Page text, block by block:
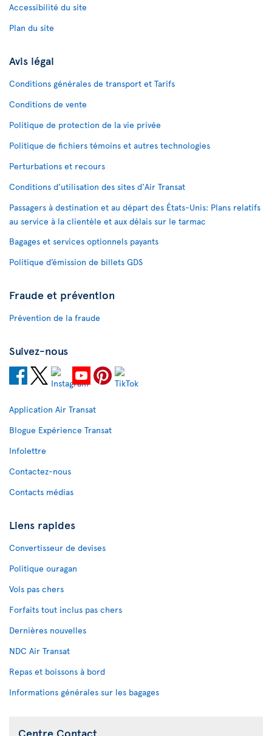
Accessibilité du site
Plan du site
Avis légal
Conditions générales de transport et Tarifs
Conditions de vente
Politique de protection de la vie privée
Politique de fichiers témoins et autres technologies
Perturbations et recours
Conditions d’utilisation des sites d'Air Transat
Passagers à destination et au départ des États-Unis: Plans relatifs
au service à la clientèle et aux délais sur le tarmac
Bagages et services optionnels payants
Politique d’émission de billets GDS
Fraude et prévention
Prévention de la fraude
Suivez-nous
Application Air Transat
Blogue Expérience Transat
Infolettre
Contactez-nous
Contacts médias
Liens rapides
Convertisseur de devises
Politique ouragan
Vols pas chers
Forfaits tout inclus pas chers
Dernières nouvelles
NDC Air Transat
Repas et boissons à bord
Informations générales sur les bagages
Centre Contact